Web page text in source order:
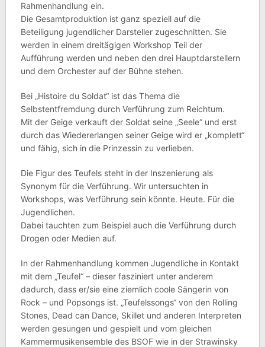
Rahmenhandlung ein.
Die Gesamtproduktion ist ganz speziell auf die
Beteiligung jugendlicher Darsteller zugeschnitten. Sie
werden in einem dreitägigen Workshop Teil der
Aufführung werden und neben den drei Hauptdarstellern
und dem Orchester auf der Bühne stehen.
Bei „Histoire du Soldat“ ist das Thema die
Selbstentfremdung durch Verführung zum Reichtum.
Mit der Geige verkauft der Soldat seine „Seele“ und erst
durch das Wiedererlangen seiner Geige wird er „komplett“
und fähig, sich in die Prinzessin zu verlieben.
Die Figur des Teufels steht in der Inszenierung als
Synonym für die Verführung. Wir untersuchten in
Workshops, was Verführung sein könnte. Heute. Für die
Jugendlichen.
Dabei tauchten zum Beispiel auch die Verführung durch
Drogen oder Medien auf.
In der Rahmenhandlung kommen Jugendliche in Kontakt
mit dem „Teufel“ – dieser fasziniert unter anderem
dadurch, dass er/sie eine ziemlich coole Sängerin von
Rock – und Popsongs ist. „Teufelssongs“ von den Rolling
Stones, Dead can Dance, Skillet und anderen Interpreten
werden gesungen und gespielt und vom gleichen
Kammermusikensemble des BSOF wie in der Strawinsky